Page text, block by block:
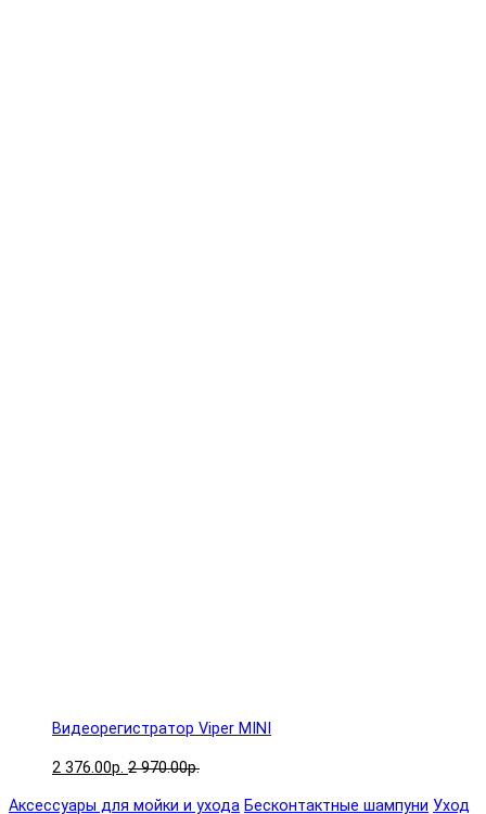
Видеорегистратор Viper MINI
2 376.00р. 2 970.00р.
Аксессуары для мойки и ухода Бесконтактные шампуни Уход